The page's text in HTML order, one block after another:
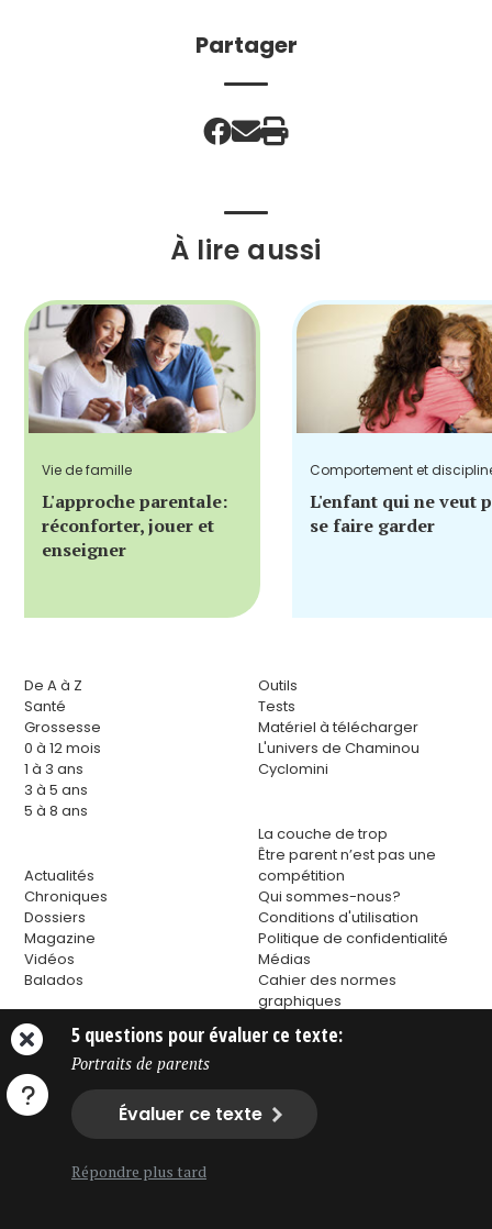
Partager
À lire aussi
Vie de famille
L'approche parentale:
réconforter, jouer et
enseigner
Comportement et
L'enfant qui ne veut
se faire garder
5 questions pour évaluer ce texte:
Portraits de parents
Évaluer ce texte
Répondre plus tard
De A à Z
Santé
Grossesse
0 à 12 mois
1 à 3 ans
3 à 5 ans
5 à 8 ans
Actualités
Chroniques
Dossiers
Magazine
Vidéos
Balados
Outils
Tests
Matériel à télécharger
L'univers de Chaminou
Cyclomini
La couche de trop
Être parent n’est pas une
compétition
Qui sommes-nous?
Conditions d'utilisation
Politique de confidentialité
Médias
Cahier des normes
graphiques